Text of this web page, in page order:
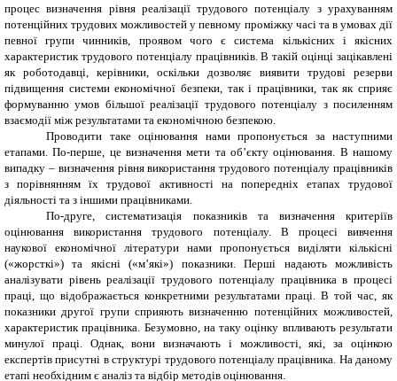
процес визначення рівня реалізації трудового потенціалу з урахуванням
потенційних трудових можливостей у певному проміжку часі та в умовах дії
певної групи чинників, проявом чого є система кількісних і якісних
характеристик трудового потенціалу працівників. В такій оцінці зацікавлені
як роботодавці, керівники, оскільки дозволяє виявити трудові резерви
підвищення системи економічної безпеки, так і працівники, так як сприяє
формуванню умов більшої реалізації трудового потенціалу з посиленням
взаємодії між результатами та економічною безпекою.
Проводити таке оцінювання нами пропонується за наступними
етапами. По-перше, це визначення мети та об’єкту оцінювання. В нашому
випадку – визначення рівня використання трудового потенціалу працівників
з порівнянням їх трудової активності на попередніх етапах трудової
діяльності та з іншими працівниками.
По-друге, систематизація показників та визначення критеріїв
оцінювання використання трудового потенціалу. В процесі вивчення
наукової економічної літератури нами пропонується виділяти кількісні
(«жорсткі») та якісні («м’які») показники. Перші надають можливість
аналізувати рівень реалізації трудового потенціалу працівника в процесі
праці, що відображається конкретними результатами праці. В той час, як
показники другої групи сприяють визначенню потенційних можливостей,
характеристик працівника. Безумовно, на таку оцінку впливають результати
минулої праці. Однак, вони визначають і можливості, які, за оцінкою
експертів присутні в структурі трудового потенціалу працівника. На даному
етапі необхідним є аналіз та відбір методів оцінювання.